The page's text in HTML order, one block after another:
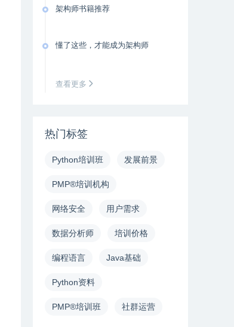
架构师书籍推荐
懂了这些，才能成为架构师
查看更多
热门标签
Python培训班 发展前景
PMP®培训机构
网络安全 用户需求
数据分析师 培训价格
编程语言 Java基础
Python资料
PMP®培训班 社群运营